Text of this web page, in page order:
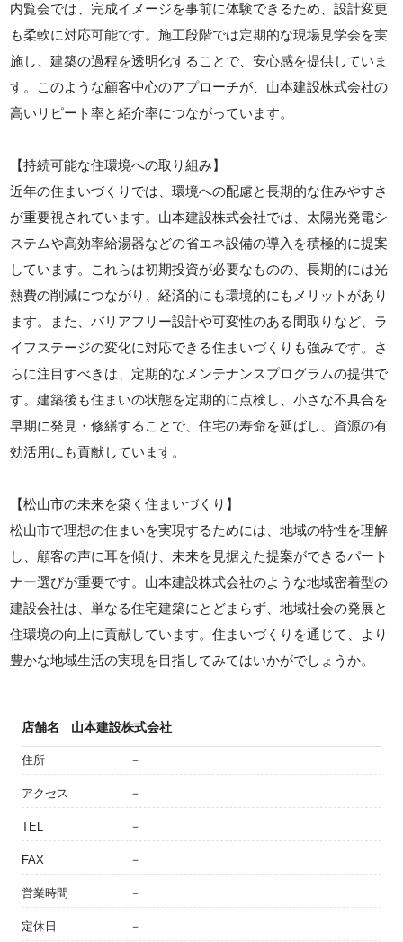
内覧会では、完成イメージを事前に体験できるため、設計変更
も柔軟に対応可能です。施工段階では定期的な現場見学会を実
施し、建築の過程を透明化することで、安心感を提供していま
す。このような顧客中心のアプローチが、山本建設株式会社の
高いリピート率と紹介率につながっています。
【持続可能な住環境への取り組み】
近年の住まいづくりでは、環境への配慮と長期的な住みやすさ
が重要視されています。山本建設株式会社では、太陽光発電シ
ステムや高効率給湯器などの省エネ設備の導入を積極的に提案
しています。これらは初期投資が必要なものの、長期的には光
熱費の削減につながり、経済的にも環境的にもメリットがあり
ます。また、バリアフリー設計や可変性のある間取りなど、ラ
イフステージの変化に対応できる住まいづくりも強みです。さ
らに注目すべきは、定期的なメンテナンスプログラムの提供で
す。建築後も住まいの状態を定期的に点検し、小さな不具合を
早期に発見・修繕することで、住宅の寿命を延ばし、資源の有
効活用にも貢献しています。
【松山市の未来を築く住まいづくり】
松山市で理想の住まいを実現するためには、地域の特性を理解
し、顧客の声に耳を傾け、未来を見据えた提案ができるパート
ナー選びが重要です。山本建設株式会社のような地域密着型の
建設会社は、単なる住宅建築にとどまらず、地域社会の発展と
住環境の向上に貢献しています。住まいづくりを通じて、より
豊かな地域生活の実現を目指してみてはいかがでしょうか。
店舗名 山本建設株式会社
住所 －
アクセス －
TEL －
FAX －
営業時間 －
定休日 －